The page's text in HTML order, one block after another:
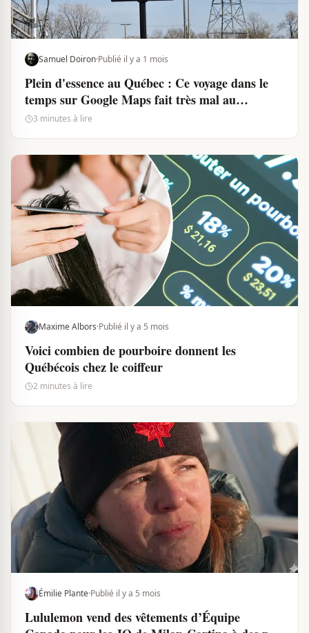
Samuel Doiron·Publié il y a 1 mois
Plein d'essence au Québec : Ce voyage dans le
temps sur Google Maps fait très mal au
portefeuille
3 minutes à lire
Maxime Albors·Publié il y a 5 mois
Voici combien de pourboire donnent les
Québécois chez le coiffeur
2 minutes à lire
Émilie Plante·Publié il y a 5 mois
Lululemon vend des vêtements d’Équipe